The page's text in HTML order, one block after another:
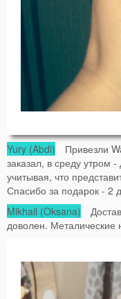
Yury (Abdi) Привезли
заказал, в среду утром
учитывая, что
Спасибо за подарок - 2
Mikhail (Oksana)
доволен.